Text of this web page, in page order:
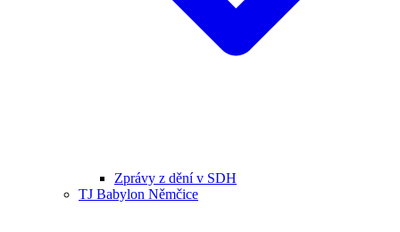
Zprávy z dění v SDH
TJ Babylon Němčice